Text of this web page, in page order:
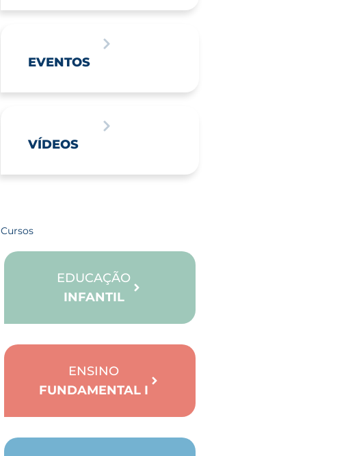
EVENTOS
VÍDEOS
Cursos
EDUCAÇÃO
INFANTIL
ENSINO
FUNDAMENTAL I